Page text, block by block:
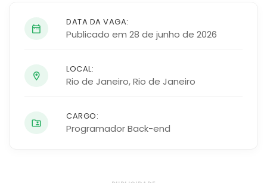
DATA DA VAGA:
Publicado em 28 de junho de 2026
LOCAL:
Rio de Janeiro,Rio de Janeiro
CARGO:
Programador Back-end